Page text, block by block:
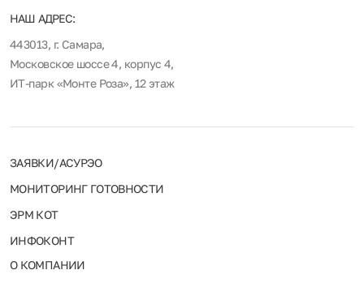
НАШ АДРЕС:
443013, г. Самара,
Московское шоссе 4, корпус 4,
ИТ-парк «Монте Роза», 12 этаж
ЗАЯВКИ/АСУРЭО
МОНИТОРИНГ ГОТОВНОСТИ
ЭРМ КОТ
ИНФОКОНТ
О КОМПАНИИ